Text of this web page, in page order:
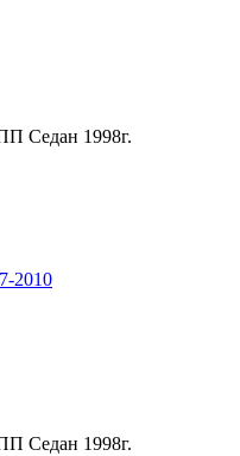
Седан 1998г.
2010
Седан 1998г.